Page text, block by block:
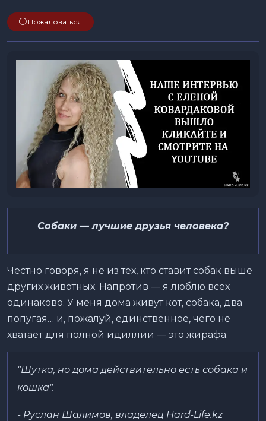
Пожаловаться
Собаки — лучшие друзья человека?
Честно говоря, я не из тех, кто ставит собак выше
других животных. Напротив — я люблю всех
одинаково. У меня дома живут кот, собака, два
попугая… и, пожалуй, единственное, чего не
хватает для полной идиллии — это жирафа.
"Шутка, но дома действительно есть собака и
кошка".
- Руслан Шалимов, владелец Hard-Life.kz